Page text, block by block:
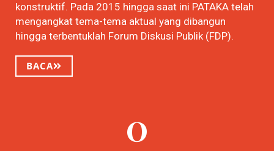
konstruktif. Pada 2015 hingga saat ini PATAKA telah
mengangkat tema-tema aktual yang dibangun
hingga terbentuklah Forum Diskusi Publik (FDP).
BACA
0